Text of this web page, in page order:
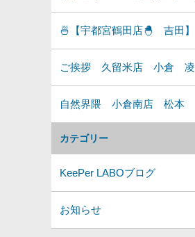
カテゴリー
KeePer LABOブログ
お知らせ
🍜【宇都宮鶴田店🐣 吉田】
ご挨拶 久留米店 小倉 凌
自然界隈 小倉南店 松本